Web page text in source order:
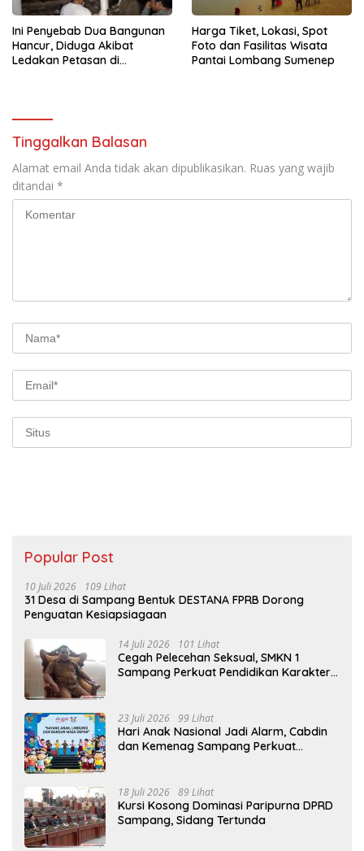
Ini Penyebab Dua Bangunan
Hancur, Diduga Akibat
Ledakan Petasan di
Harga Tiket, Lokasi, Spot
Foto dan Fasilitas Wisata
Pantai Lombang Sumenep
Tinggalkan Balasan
Alamat email Anda tidak akan dipublikasikan. Ruas yang wajib
ditandai *
Popular Post
10 Juli 2026 109 Lihat
31 Desa di Sampang Bentuk DESTANA FPRB Dorong
Penguatan Kesiapsiagaan
14 Juli 2026 101 Lihat
Cegah Pelecehan Seksual, SMKN 1
Sampang Perkuat Pendidikan Karakter
23 Juli 2026 99 Lihat
Hari Anak Nasional Jadi Alarm, Cabdin
dan Kemenag Sampang Perkuat
18 Juli 2026 89 Lihat
Kursi Kosong Dominasi Paripurna DPRD
Sampang, Sidang Tertunda